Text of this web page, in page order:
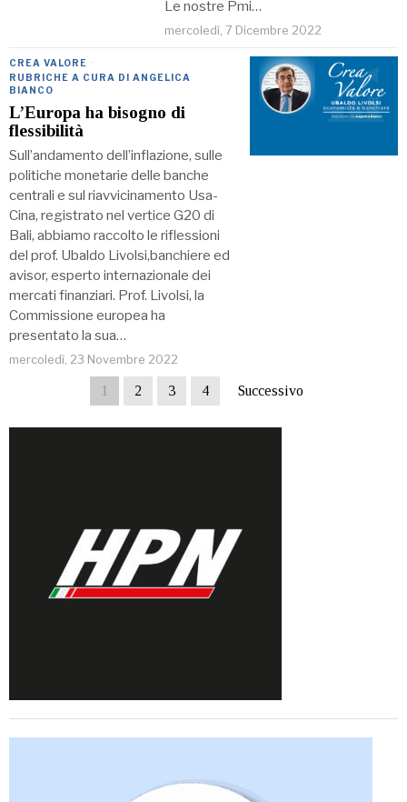
Le nostre Pmi…
mercoledì, 7 Dicembre 2022
CREA VALORE ·
RUBRICHE A CURA DI ANGELICA
BIANCO
L’Europa ha bisogno di
flessibilità
Sull’andamento dell’inflazione, sulle
politiche monetarie delle banche
centrali e sul riavvicinamento Usa-
Cina, registrato nel vertice G20 di
Bali, abbiamo raccolto le riflessioni
del prof. Ubaldo Livolsi,banchiere ed
avisor, esperto internazionale dei
mercati finanziari. Prof. Livolsi, la
Commissione europea ha
presentato la sua…
mercoledì, 23 Novembre 2022
1 2 3 4 Successivo